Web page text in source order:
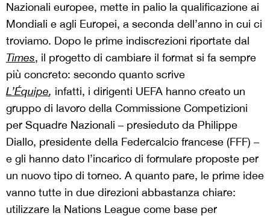
Nazionali europee, mette in palio la qualificazione ai
Mondiali e agli Europei, a seconda dell’anno in cui ci
troviamo. Dopo le prime indiscrezioni riportate dal
Times, il progetto di cambiare il format si fa sempre
più concreto: secondo quanto scrive
L’Équipe, infatti, i dirigenti UEFA hanno creato un
gruppo di lavoro della Commissione Competizioni
per Squadre Nazionali – presieduto da Philippe
Diallo, presidente della Federcalcio francese (FFF) –
e gli hanno dato l’incarico di formulare proposte per
un nuovo tipo di torneo. A quanto pare, le prime idee
vanno tutte in due direzioni abbastanza chiare:
utilizzare la Nations League come base per